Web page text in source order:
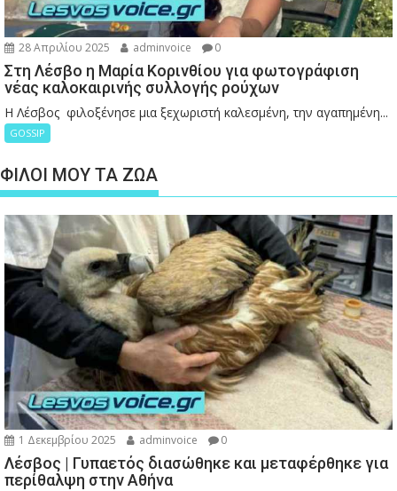
28 Απριλίου 2025 adminvoice 0
Στη Λέσβο η Μαρία Κορινθίου για φωτογράφιση
νέας καλοκαιρινής συλλογής ρούχων
Η Λέσβος φιλοξένησε μια ξεχωριστή καλεσμένη, την αγαπημένη...
GOSSIP
ΦΙΛΟΙ ΜΟΥ ΤΑ ΖΩΑ
1 Δεκεμβρίου 2025 adminvoice 0
Λέσβος | Γυπαετός διασώθηκε και μεταφέρθηκε για
περίθαλψη στην Αθήνα